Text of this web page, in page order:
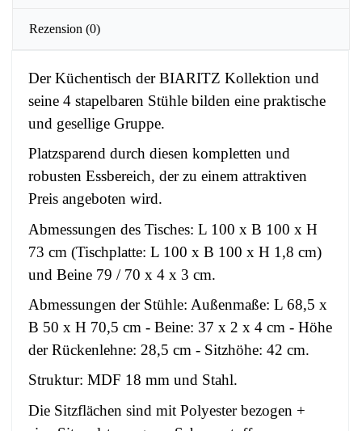
Rezension (0)
Der Küchentisch der BIARITZ Kollektion und
seine 4 stapelbaren Stühle bilden eine praktische
und gesellige Gruppe.
Platzsparend durch diesen kompletten und
robusten Essbereich, der zu einem attraktiven
Preis angeboten wird.
Abmessungen des Tisches: L 100 x B 100 x H
73 cm (Tischplatte: L 100 x B 100 x H 1,8 cm)
und Beine 79 / 70 x 4 x 3 cm.
Abmessungen der Stühle: Außenmaße: L 68,5 x
B 50 x H 70,5 cm - Beine: 37 x 2 x 4 cm - Höhe
der Rückenlehne: 28,5 cm - Sitzhöhe: 42 cm.
Struktur: MDF 18 mm und Stahl.
Die Sitzflächen sind mit Polyester bezogen +